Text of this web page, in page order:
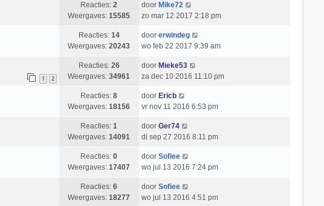
Reacties:2
Weergaves:15585
door Mike72
zo mar 12 2017 2:18 pm
Reacties: 14
Weergaves:20243
door erwindeg
wo feb 22 2017 9:39 am
1 2
Reacties: 26
Weergaves:34961
door Mieke53
za dec 10 2016 11:10 pm
Reacties:8
Weergaves:18156
door Ericb
vr nov 11 2016 6:53 pm
Reacties:1
Weergaves:14091
door Ger74
di sep 27 2016 8:11 pm
Reacties:0
Weergaves:17407
door Sofiee
wo jul 13 2016 7:24 pm
Reacties:6
Weergaves:18277
door Sofiee
wo jul 13 2016 4:51 pm